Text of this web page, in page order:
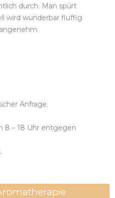
durch. Man spürt
wird wunderbar fluffig
Anfrage.
8 – 18 Uhr entgegen